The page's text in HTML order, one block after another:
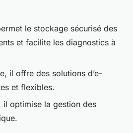
le stockage sécurisé des
et facilite les diagnostics à
il offre des solutions d’e-
et flexibles.
il optimise la gestion des